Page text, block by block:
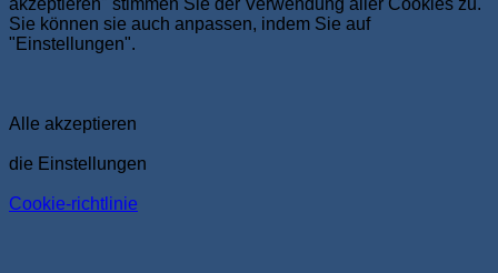
Sie können sie auch anpassen, indem Sie auf
"Einstellungen".
Alle akzeptieren
die Einstellungen
Cookie-richtlinie